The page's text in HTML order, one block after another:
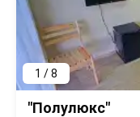
1 / 8
"Полулюкс"